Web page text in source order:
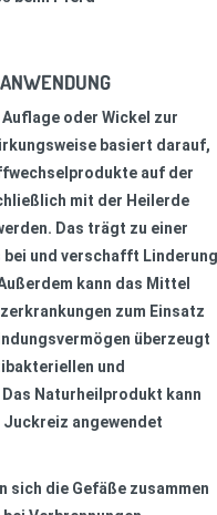
oder Wickel zur
basiert darauf,
auf der
mit der Heilerde
Das trägt zu einer
und verschafft Linderung
kann das Mittel
zum Einsatz
überzeugt
und
Naturheilprodukt kann
Juckreiz angewendet
sich die Gefäße zusammen